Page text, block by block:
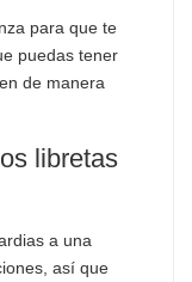
para que te
puedas tener
de manera
libretas
a una
así que